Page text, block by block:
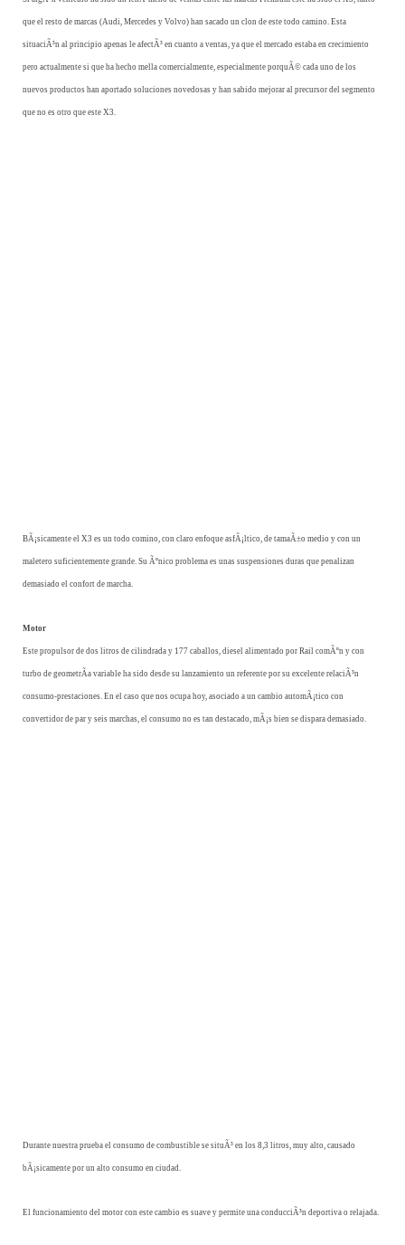
que el resto de marcas (Audi, Mercedes y Volvo) han sacado un clon de este todo camino. Esta
situaciÃ³n al principio apenas le afectÃ³ en cuanto a ventas, ya que el mercado estaba en crecimiento
pero actualmente si que ha hecho mella comercialmente, especialmente porquÃ© cada uno de los
nuevos productos han aportado soluciones novedosas y han sabido mejorar al precursor del segmento
que no es otro que este X3.
BÃ¡sicamente el X3 es un todo comino, con claro enfoque asfÃ¡ltico, de tamaÃ±o medio y con un
maletero suficientemente grande. Su Ãºnico problema es unas suspensiones duras que penalizan
demasiado el confort de marcha.
Motor
Este propulsor de dos litros de cilindrada y 177 caballos, diesel alimentado por Rail comÃºn y con
turbo de geometrÃ­a variable ha sido desde su lanzamiento un referente por su excelente relaciÃ³n
consumo-prestaciones. En el caso que nos ocupa hoy, asociado a un cambio automÃ¡tico con
convertidor de par y seis marchas, el consumo no es tan destacado, mÃ¡s bien se dispara demasiado.
Durante nuestra prueba el consumo de combustible se situÃ³ en los 8,3 litros, muy alto, causado
bÃ¡sicamente por un alto consumo en ciudad.
El funcionamiento del motor con este cambio es suave y permite una conducciÃ³n deportiva o relajada.